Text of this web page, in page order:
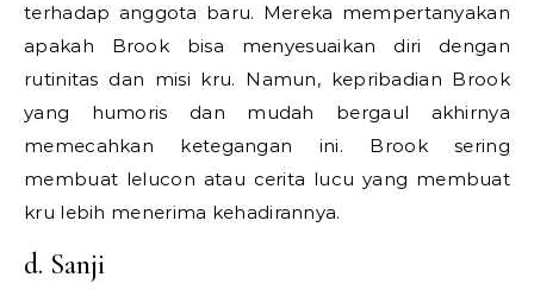
terhadap anggota baru. Mereka mempertanyakan
apakah Brook bisa menyesuaikan diri dengan
rutinitas dan misi kru. Namun, kepribadian Brook
yang humoris dan mudah bergaul akhirnya
memecahkan ketegangan ini. Brook sering
membuat lelucon atau cerita lucu yang membuat
kru lebih menerima kehadirannya.
d. Sanji